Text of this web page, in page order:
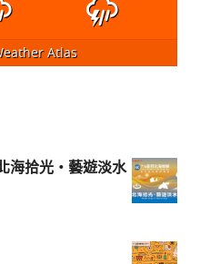
Atlas
海拾光・藝遊淡水